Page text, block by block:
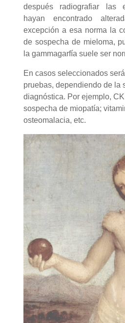
después radiografiar las
hayan encontrado
excepción a esa norma la
de sospecha de mieloma,
la gammagarfía suele ser
En casos seleccionados
pruebas, dependiendo de la
diagnóstica. Por ejemplo,
sospecha de miopatía;
osteomalacia, etc.